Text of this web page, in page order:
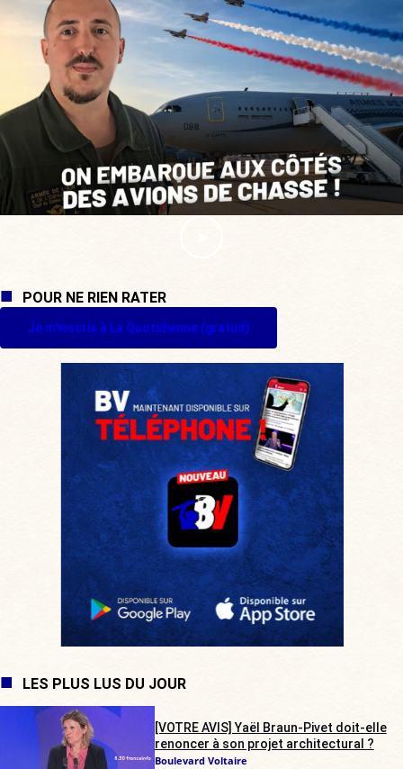
POUR NE RIEN RATER
Je m'inscris à La Quotidienne (gratuit)
LES PLUS LUS DU JOUR
[VOTRE AVIS] Yaël Braun-Pivet doit-elle
renoncer à son projet architectural ?
Boulevard Voltaire